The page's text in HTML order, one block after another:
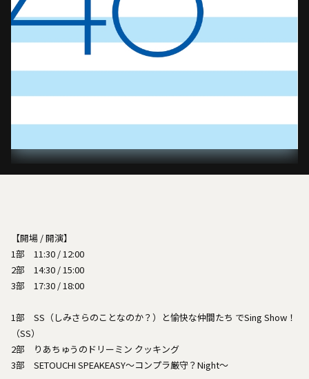
【開場 / 開演】
1部 11:30 / 12:00
2部 14:30 / 15:00
3部 17:30 / 18:00
1部 SS（しみさらのことなのか？）と愉快な仲間たち でSing Show！
（SS）
2部 りあちゅうのドリーミン クッキング
3部 SETOUCHI SPEAKEASY〜コンプラ厳守？Night〜